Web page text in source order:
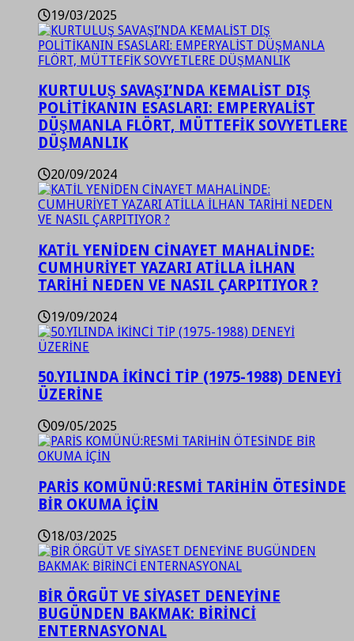
19/03/2025
KURTULUŞ SAVAŞI’NDA KEMALİST DIŞ
POLİTİKANIN ESASLARI: EMPERYALİST
DÜŞMANLA FLÖRT, MÜTTEFİK SOVYETLERE
DÜŞMANLIK
20/09/2024
KATİL YENİDEN CİNAYET MAHALİNDE:
CUMHURİYET YAZARI ATİLLA İLHAN
TARİHİ NEDEN VE NASIL ÇARPITIYOR ?
19/09/2024
50.YILINDA İKİNCİ TİP (1975-1988) DENEYİ
ÜZERİNE
09/05/2025
PARİS KOMÜNÜ:RESMİ TARİHİN ÖTESİNDE
BİR OKUMA İÇİN
18/03/2025
BİR ÖRGÜT VE SİYASET DENEYİNE
BUGÜNDEN BAKMAK: BİRİNCİ
ENTERNASYONAL